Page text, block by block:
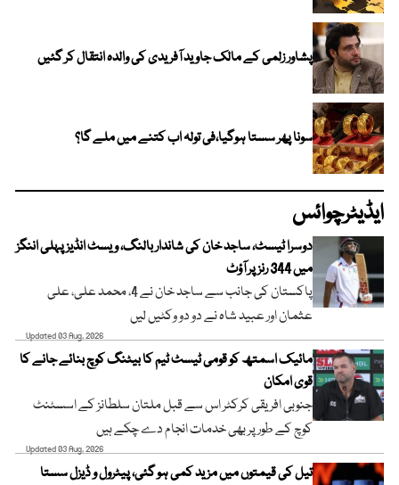
پشاور زلمی کے مالک جاوید آفریدی کی والدہ انتقال کر گئیں
سونا پھر سستا ہوگیا،فی تولہ اب کتنے میں ملے گا؟
ایڈیٹرچوائس
دوسرا ٹیسٹ، ساجد خان کی شاندار بالنگ، ویسٹ انڈیز پہلی اننگز
میں 344 رنز پر آؤٹ
پاکستان کی جانب سے ساجد خان نے 4، محمد علی، علی
عثمان اور عبید شاہ نے دو دو وکٹیں لیں
Updated 03 Aug, 2026
مائیک اسمتھ کو قومی ٹیسٹ ٹیم کا بیٹنگ کوچ بنائے جانے کا
قوی امکان
جنوبی افریقی کرکٹر اس سے قبل ملتان سلطانز کے اسسٹنٹ
کوچ کے طور پر بھی خدمات انجام دے چکے ہیں
Updated 03 Aug, 2026
تیل کی قیمتوں میں مزید کمی ہو گئی، پیٹرول و ڈیزل سستا